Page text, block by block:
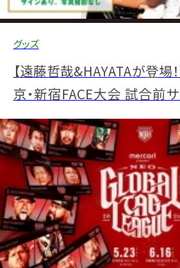
グッズ
【遠藤哲哉&HAYATAが登場！
京・新宿FACE大会 試合前
知らせ